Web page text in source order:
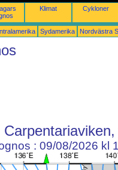
Klimat Cykloner
Sydamerika Nordvästra
: 09/08/2026 kl